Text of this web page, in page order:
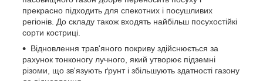
прекрасно підходить для спекотних і посушливих
регіонів. До складу також входять найбільш посухостійкі
сорти костриці.
Відновлення трав'яного покриву здійснюється за
рахунок тонконогу лучного, який утворює підземні
різоми, що зв'язують ґрунт і збільшують здатності газону